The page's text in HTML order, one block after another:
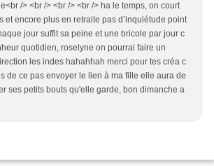
/> <br /> <br /> <br /> ha le temps, on court
et encore plus en retraite pas d’inquiétude point
jour suffit sa peine et une bricole par jour c
quotidien, roselyne on pourrai faire un
les indes hahahhah merci pour tes créa c
de ce pas envoyer le lien à ma fille elle aura de
ses petits bouts qu'elle garde, bon dimanche a